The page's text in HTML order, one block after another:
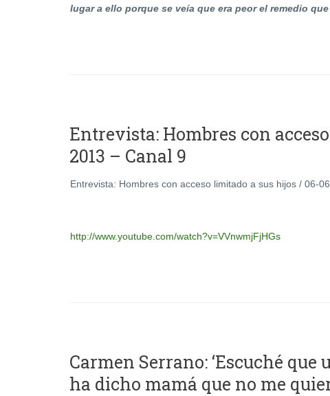
lugar a ello porque se veía que era peor el remedio
Entrevista: Hombres con
2013 – Canal 9
Entrevista: Hombres con acceso limitado a sus hijos / 06-
http://www.youtube.com/watch?v=VVnwmjFjHGs
Carmen Serrano: ‘Escuché que